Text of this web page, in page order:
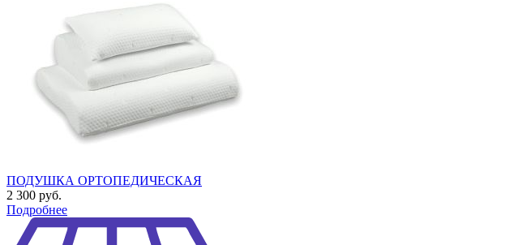
ПОДУШКА ОРТОПЕДИЧЕСКАЯ
2 300 руб.
Подробнее